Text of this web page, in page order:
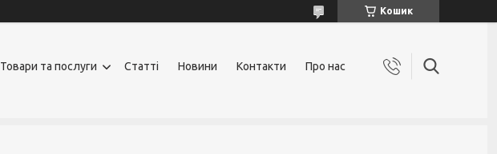
Кошик
Товари та послуги Статті Новини Контакти Про нас